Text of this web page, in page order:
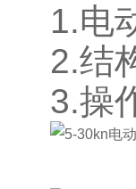
1.电
2.结
3.操